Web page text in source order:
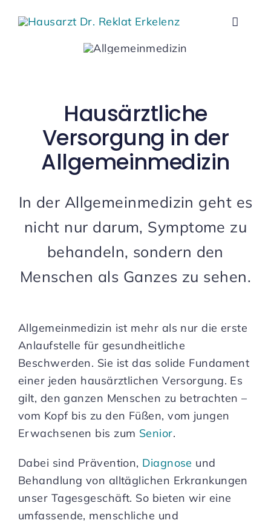
Inhalt
Toggle
Hausärztliche
Versorgung in der
Allgemeinmedizin
In der Allgemeinmedizin geht es
nicht nur darum, Symptome zu
behandeln, sondern den
Menschen als Ganzes zu sehen.
Allgemeinmedizin ist mehr als nur die erste
Anlaufstelle für gesundheitliche
Beschwerden. Sie ist das solide Fundament
einer jeden hausärztlichen Versorgung. Es
gilt, den ganzen Menschen zu betrachten –
vom Kopf bis zu den Füßen, vom jungen
Erwachsenen bis zum Senior.
Dabei sind Prävention, Diagnose und
Behandlung von alltäglichen Erkrankungen
unser Tagesgeschäft. So bieten wir eine
umfassende, menschliche und